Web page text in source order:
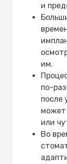
и
им.
по-
после
может
или
Во